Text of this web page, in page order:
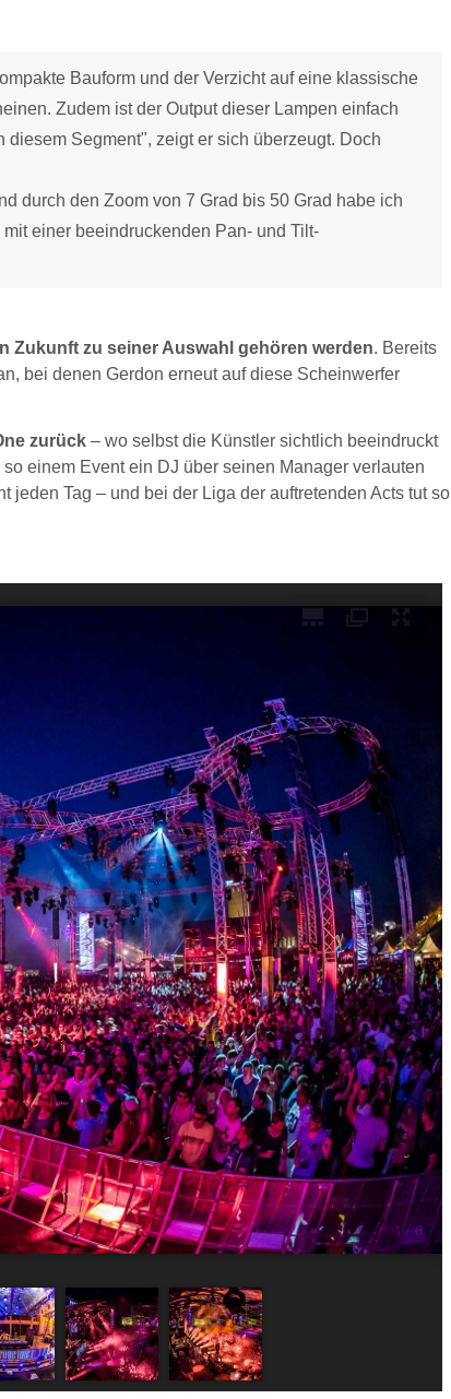
Bauform und der Verzicht auf eine klassische
Zudem ist der Output dieser Lampen einfach
Segment", zeigt er sich überzeugt. Doch
durch den Zoom von 7 Grad bis 50 Grad habe ich
einer beeindruckenden Pan- und Tilt-
Zukunft zu seiner Auswahl gehören werden. Bereits
bei denen Gerdon erneut auf diese Scheinwerfer
zurück – wo selbst die Künstler sichtlich beeindruckt
einem Event ein DJ über seinen Manager verlauten
jeden Tag – und bei der Liga der auftretenden Acts tut so